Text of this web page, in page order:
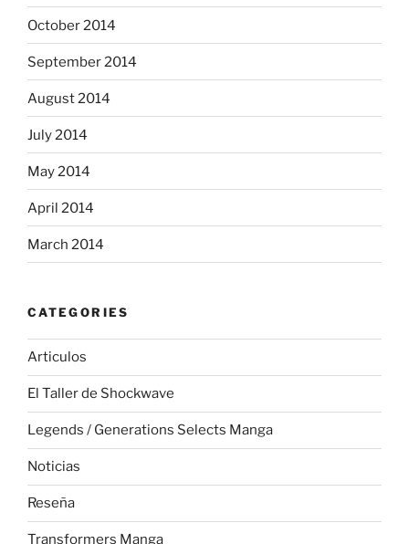
October 2014
September 2014
August 2014
July 2014
May 2014
April 2014
March 2014
CATEGORIES
Articulos
El Taller de Shockwave
Legends / Generations Selects Manga
Noticias
Reseña
Transformers Manga